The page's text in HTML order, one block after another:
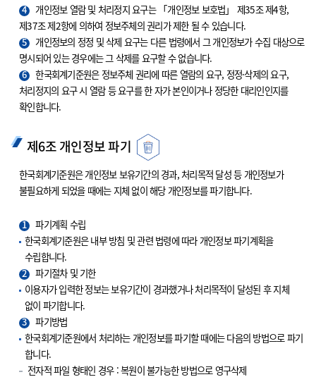
4
개인정보 열람 및 처리정지 요구는 「개인정보 보호법」 제35조 제4항,
제37조 제2항에 의하여 정보주체의 권리가 제한 될 수 있습니다.
5
개인정보의 정정 및 삭제 요구는 다른 법령에서 그 개인정보가 수집 대상으로
명시되어 있는 경우에는 그 삭제를 요구할 수 없습니다.
6
한국회계기준원은 정보주체 권리에 따른 열람의 요구, 정정·삭제의 요구,
처리정지의 요구 시 열람 등 요구를 한 자가 본인이거나 정당한 대리인인지를
확인합니다.
제6조 개인정보 파기
한국회계기준원은 개인정보 보유기간의 경과, 처리목적 달성 등 개인정보가
불필요하게 되었을 때에는 지체 없이 해당 개인정보를 파기합니다.
1
파기계획 수립
한국회계기준원은 내부 방침 및 관련 법령에 따라 개인정보 파기계획을
수립합니다.
2
파기절차 및 기한
이용자가 입력한 정보는 보유기간이 경과했거나 처리목적이 달성된 후 지체
없이 파기합니다.
3
파기방법
한국회계기준원에서 처리하는 개인정보를 파기할 때에는 다음의 방법으로 파기
합니다.
전자적 파일 형태인 경우 : 복원이 불가능한 방법으로 영구삭제